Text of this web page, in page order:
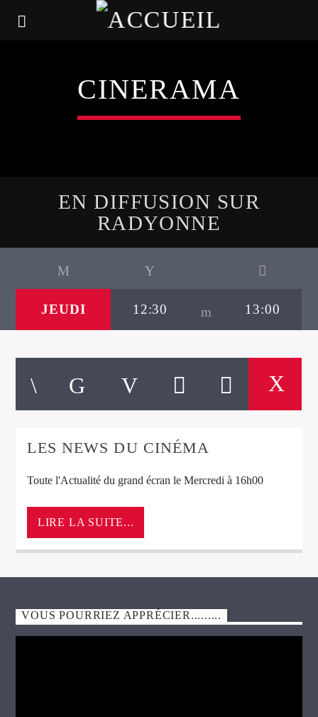
CINERAMA
EN DIFFUSION SUR
RADYONNE
JEUDI 12:30 13:00
LES NEWS DU CINÉMA
Toute l'Actualité du grand écran le Mercredi à 16h00
LIRE LA SUITE...
VOUS POURRIEZ APPRÉCIER.........